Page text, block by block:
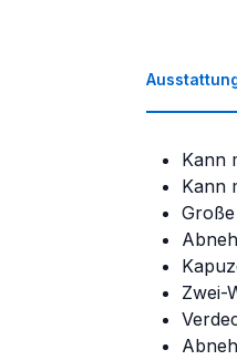
Kann
Kann
Zwei-